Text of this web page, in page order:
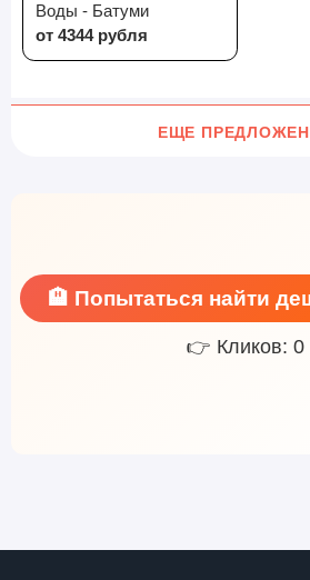
Воды - Батуми
от 4344 рубля
ЕЩЕ
🏨 Попытаться найти
👉 Кликов: 0